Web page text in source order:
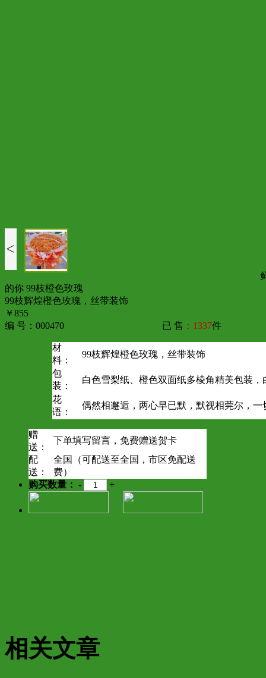
<
的你 99枝橙色玫瑰
99枝辉煌橙色玫瑰，丝带装饰
￥855
编 号：000470
已 售 ：1337件
材
料：
99枝辉煌橙色玫瑰，丝带装饰
包
装：
白色雪梨纸、橙色双面纸多棱角精美包装，
花
语：
偶然相邂逅，两心早已默，默视相莞尔，
赠
送：
下单填写留言，免费赠送贺卡
配
送：
全国（可配送至全国，市区免配送
费）
购买数量： - +
相关文章